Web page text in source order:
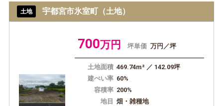
土地 宇都宮市氷室町（土地）
700万円 坪単価 万円／坪
土地面積 469.74m² ／ 142.09坪
建ぺい率 60%
容積率 200%
地目
畑・雑種地